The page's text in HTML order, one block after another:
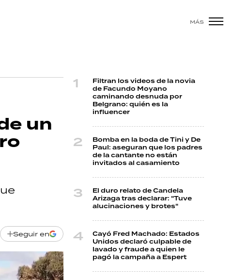
MÁS
un
Seguir en
Filtran los videos de la novia
de Facundo Moyano
caminando desnuda por
Belgrano: quién es la
influencer
Bomba en la boda de Tini y De
Paul: aseguran que los padres
de la cantante no están
invitados al casamiento
El duro relato de Candela
Arizaga tras declarar: "Tuve
alucinaciones y brotes"
Cayó Fred Machado: Estados
Unidos declaró culpable de
lavado y fraude a quien le
pagó la campaña a Espert